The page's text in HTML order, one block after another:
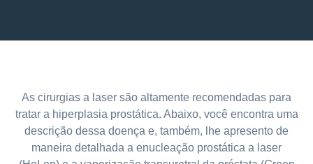
As cirurgias a laser são altamente recomendadas para
tratar a hiperplasia prostática. Abaixo, você encontra uma
descrição dessa doença e, também, lhe apresento de
maneira detalhada a enucleação prostática a laser